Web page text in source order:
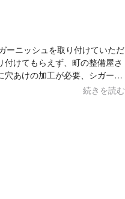
ーニッシュを取り付けていただ
けてもらえず、町の整備屋さ
あけの加工が必要、シガーソ
、金額もびっくりする金額だっ
続きを読む